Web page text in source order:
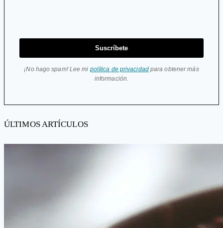
Suscríbete
¡No hago spam! Lee mi política de privacidadpara obtener más
información.
ÚLTIMOS ARTÍCULOS